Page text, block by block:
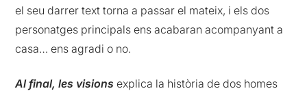
el seu darrer text torna a passar el mateix, i els dos
personatges principals ens acabaran acompanyant a
casa… ens agradi o no.
Al final, les visions explica la història de dos homes